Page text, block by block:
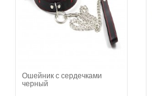
Ошейник с сердечками
черный